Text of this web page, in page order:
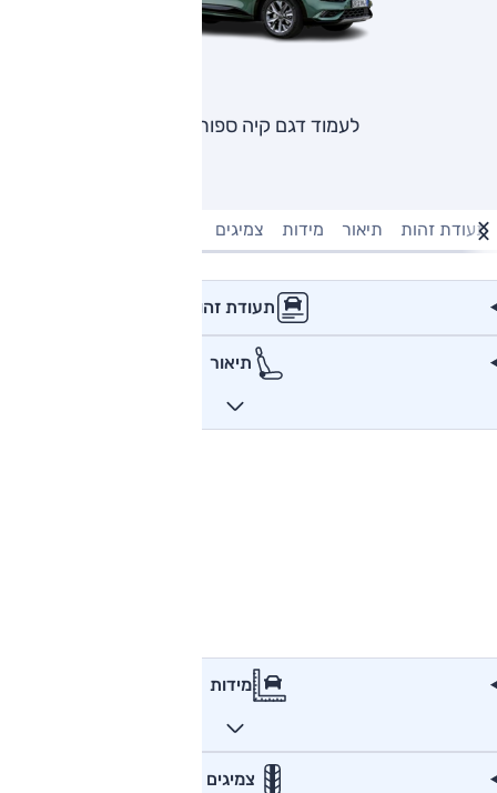
לעמוד דגם קיה ספורטאז'
תעודת זהות תיאור מידות צמיגים
תעודת זהות
תיאור
מידות
צמיגים